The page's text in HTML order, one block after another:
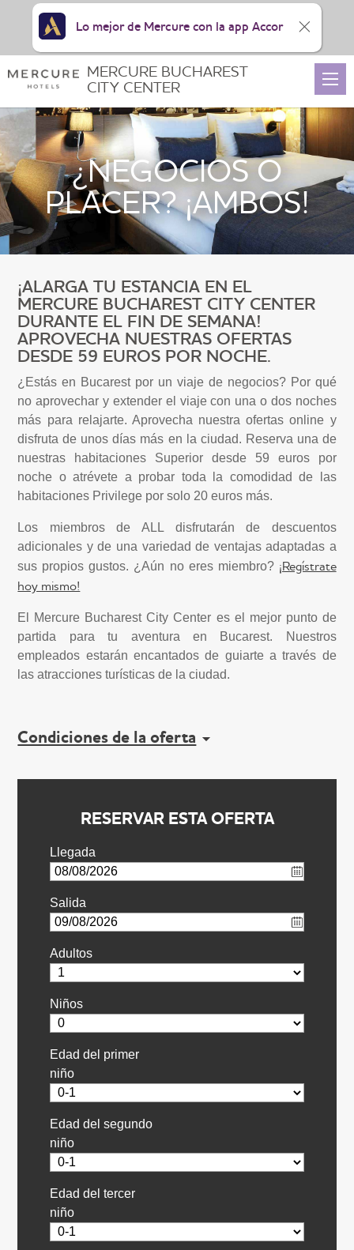
¿NEGOCIOS O
PLACER? ¡AMBOS!
¡ALARGA TU ESTANCIA EN EL
MERCURE BUCHAREST CITY CENTER
DURANTE EL FIN DE SEMANA!
APROVECHA NUESTRAS OFERTAS
DESDE 59 EUROS POR NOCHE.
¿Estás en Bucarest por un viaje de negocios? Por qué
no aprovechar y extender el viaje con una o dos noches
más para relajarte. Aprovecha nuestra ofertas online y
disfruta de unos días más en la ciudad. Reserva una de
nuestras habitaciones Superior desde 59 euros por
noche o atrévete a probar toda la comodidad de las
habitaciones Privilege por solo 20 euros más.
Los miembros de ALL disfrutarán de descuentos
adicionales y de una variedad de ventajas adaptadas a
sus propios gustos. ¿Aún no eres miembro? ¡Regístrate
hoy mismo!
El Mercure Bucharest City Center es el mejor punto de
partida para tu aventura en Bucarest. Nuestros
empleados estarán encantados de guiarte a través de
las atracciones turísticas de la ciudad.
Condiciones de la oferta
RESERVAR ESTA OFERTA
Llegada
Salida
Adultos
Niños
Edad del primer
niño
Edad del segundo
niño
Edad del tercer
niño
MERCURE BUCHAREST
CITY CENTER
Lo mejor de Mercure con la app Accor